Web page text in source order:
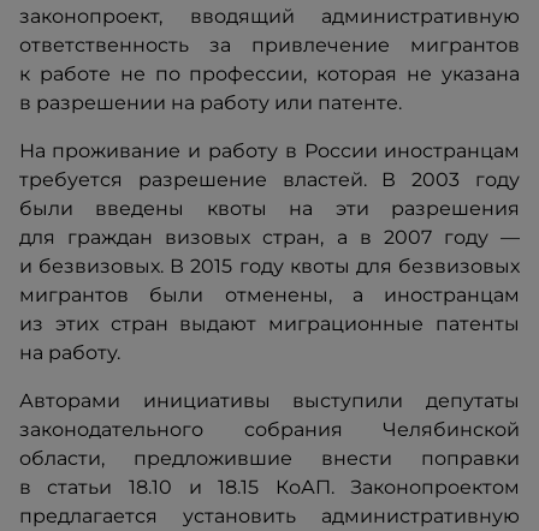
законопроект, вводящий административную
ответственность за привлечение мигрантов
к работе не по профессии, которая не указана
в разрешении на работу или патенте.
На проживание и работу в России иностранцам
требуется разрешение властей. В 2003 году
были введены квоты на эти разрешения
для граждан визовых стран, а в 2007 году —
и безвизовых. В 2015 году квоты для безвизовых
мигрантов были отменены, а иностранцам
из этих стран выдают миграционные патенты
на работу.
Авторами инициативы выступили депутаты
законодательного собрания Челябинской
области, предложившие внести поправки
в статьи 18.10 и 18.15 КоАП. Законопроектом
предлагается установить административную